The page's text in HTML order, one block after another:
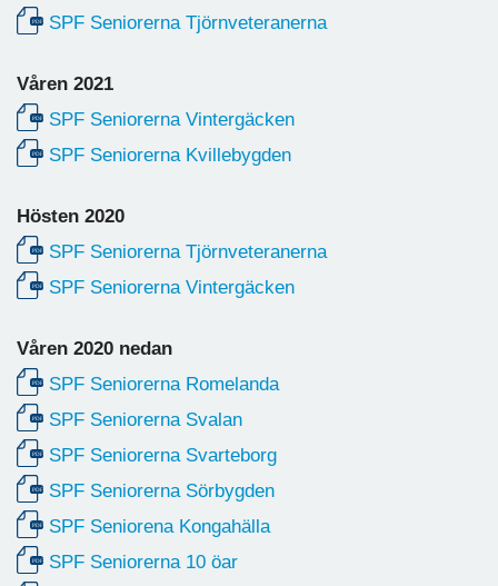
SPF Seniorerna Tjörnveteranerna
Våren 2021
SPF Seniorerna Vintergäcken
SPF Seniorerna Kvillebygden
Hösten 2020
SPF Seniorerna Tjörnveteranerna
SPF Seniorerna Vintergäcken
Våren 2020 nedan
SPF Seniorerna Romelanda
SPF Seniorerna Svalan
SPF Seniorerna Svarteborg
SPF Seniorerna Sörbygden
SPF Seniorena Kongahälla
SPF Seniorerna 10 öar